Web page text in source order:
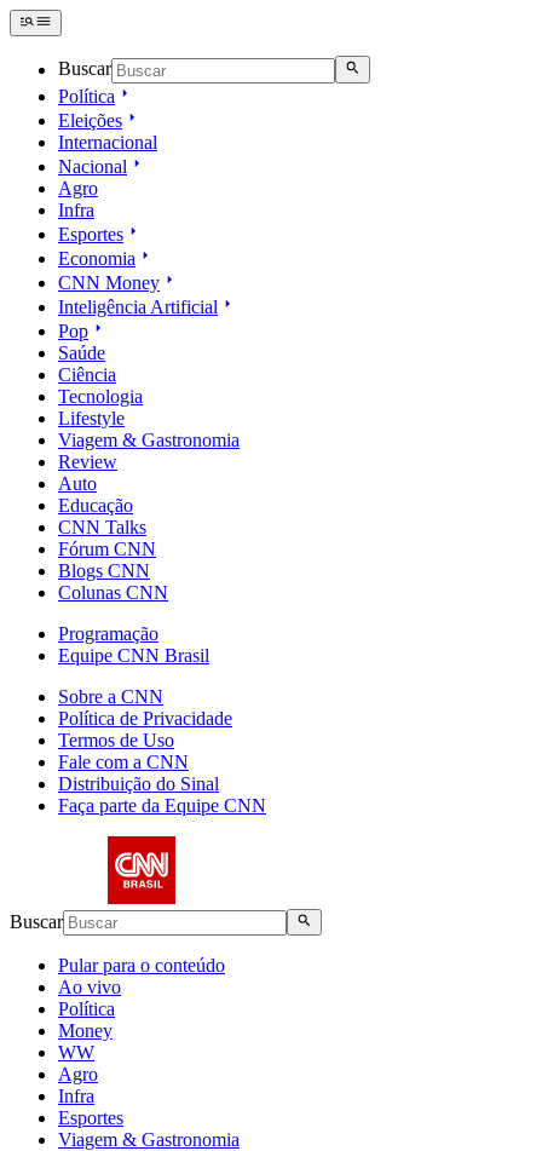
Buscar
Política
Eleições
Internacional
Nacional
Agro
Infra
Esportes
Economia
CNN Money
Inteligência Artificial
Pop
Saúde
Ciência
Tecnologia
Lifestyle
Viagem & Gastronomia
Review
Auto
Educação
CNN Talks
Fórum CNN
Blogs CNN
Colunas CNN
Programação
Equipe CNN Brasil
Sobre a CNN
Política de Privacidade
Termos de Uso
Fale com a CNN
Distribuição do Sinal
Faça parte da Equipe CNN
Buscar
Pular para o conteúdo
Ao vivo
Política
Money
WW
Agro
Infra
Esportes
Viagem & Gastronomia